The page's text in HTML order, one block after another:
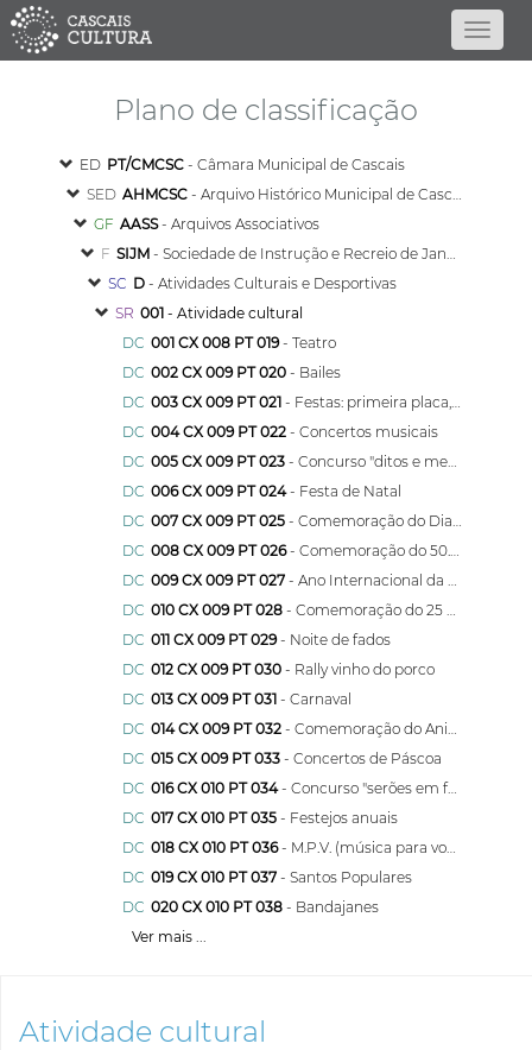
Plano de classificação
ED PT/CMCSC - Câmara Municipal de Cascais
SED AHMCSC - Arquivo Histórico Municipal de Cascais
GF AASS- Arquivos Associativos
F SIJM - Sociedade de Instrução e Recreio de Janes e Malveira
SC D - Atividades Culturais e Desportivas
SR 001 - Atividade cultural
DC 001 CX 008 PT 019- Teatro
DC 002 CX 009 PT 020 - Bailes
DC 003 CX 009 PT 021 - Festas: primeira placa, garraiada, Nossa Senhora da Assunção, S. Martinho, passagem de ano, campeonato de triatlo e mostra de dança
DC 004 CX 009 PT 022 - Concertos musicais
DC 005 CX 009 PT 023 - Concurso "ditos e mexericos"
DC 006 CX 009 PT 024- Festa de Natal
DC 007 CX 009 PT 025 - Comemoração do Dia Mundial da Criança
DC 008 CX 009 PT 026- Comemoração do 50.º Aniversário da Banda
DC 009 CX 009 PT 027 - Ano Internacional da Juventude
DC 010 CX 009 PT 028 - Comemoração do 25 de Abril
DC 011 CX 009 PT 029- Noite de fados
DC 012 CX 009 PT 030 - Rally vinho do porco
DC 013 CX 009 PT 031 - Carnaval
DC 014 CX 009 PT 032 - Comemoração do Aniversário
DC 015 CX 009 PT 033 - Concertos de Páscoa
DC 016 CX 010 PT 034- Concurso "serões em família"
DC 017 CX 010 PT 035 - Festejos anuais
DC 018 CX 010 PT 036- M.P.V. (música para vocês)
DC 019 CX 010 PT 037 - Santos Populares
DC 020 CX 010 PT 038 - Bandajanes
Ver mais ...
Atividade cultural